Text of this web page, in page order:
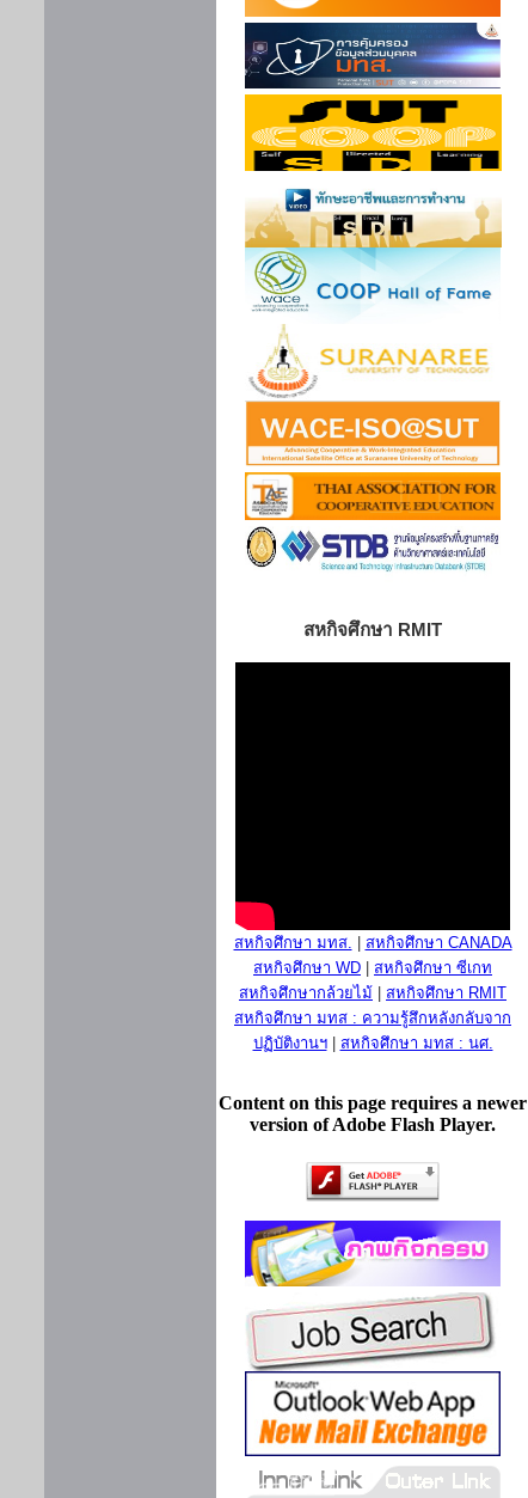
สหกิจศึกษา RMIT
สหกิจศึกษา มทส.
สหกิจศึกษา CANADA
สหกิจศึกษา WD
สหกิจศึกษา ซีเกท
สหกิจศึกษากล้วยไม้
สหกิจศึกษา RMIT
สหกิจศึกษา มทส : ความรู้สึกหลังกลับจาก
ปฏิบัติงานฯ| สหกิจศึกษา มทส : นศ.
Content on this page requires a newer
version of Adobe Flash Player.